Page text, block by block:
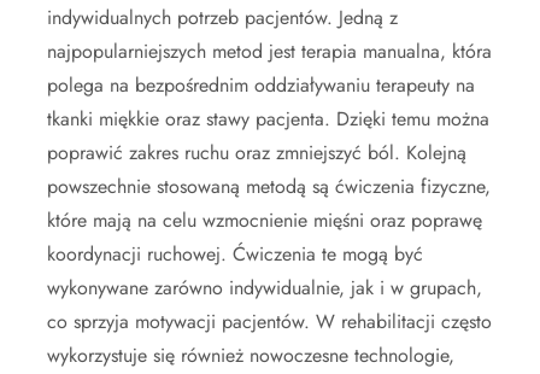
indywidualnych potrzeb pacjentów. Jedną z
najpopularniejszych metod jest terapia manualna, która
polega na bezpośrednim oddziaływaniu terapeuty na
tkanki miękkie oraz stawy pacjenta. Dzięki temu można
poprawić zakres ruchu oraz zmniejszyć ból. Kolejną
powszechnie stosowaną metodą są ćwiczenia fizyczne,
które mają na celu wzmocnienie mięśni oraz poprawę
koordynacji ruchowej. Ćwiczenia te mogą być
wykonywane zarówno indywidualnie, jak i w grupach,
co sprzyja motywacji pacjentów. W rehabilitacji często
wykorzystuje się również nowoczesne technologie,